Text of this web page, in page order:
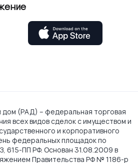
дом (РАД) – федеральная торговая
всех видов сделок с имуществом и
и корпоративного
федеральных площадок по
615-ПП РФ. Основан 31.08.2009 в
Правительства РФ № 1186-р